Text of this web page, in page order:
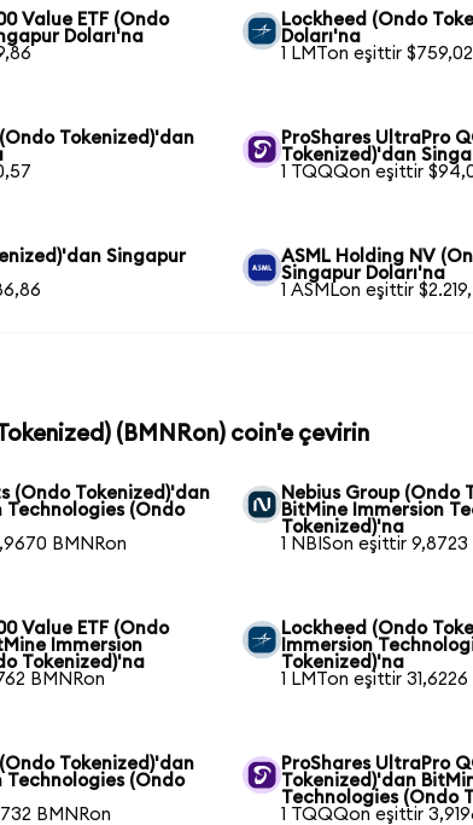
Value ETF (Ondo
Doları'na
Lockheed (Ondo
Doları'na
1 LMTon eşittir $759,02
Tokenized)'dan
ProShares UltraPro
Tokenized)'dan
1 TQQQon eşittir
Singapur
ASML Holding NV
Singapur Doları'na
1 ASMLon eşittir
(BMNRon) coin'e çevirin
(Ondo Tokenized)'dan
Technologies (Ondo
BMNRon
Nebius Group (Ondo
BitMine Immersion
Tokenized)'na
1 NBISon eşittir 9,8723
Value ETF (Ondo
Immersion
Tokenized)'na
BMNRon
Lockheed (Ondo
Immersion
Tokenized)'na
1 LMTon eşittir
Tokenized)'dan
Technologies (Ondo
BMNRon
ProShares UltraPro
Tokenized)'dan
Technologies (Ondo
1 TQQQon eşittir